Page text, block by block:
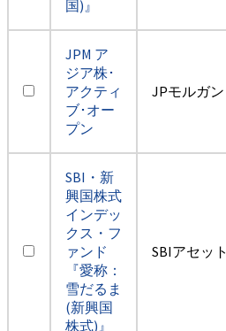
国)』
JPM ア
ジア株･
アクティ
ブ･オー
プン
JPモルガン
SBI・新
興国株式
インデッ
クス・フ
ァンド
『愛称：
雪だるま
(新興国
株式)』
SBIアセット